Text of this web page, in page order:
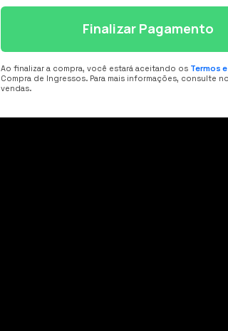
Finalizar Pagamento
Ao finalizar a compra, você estará aceitando os Termos
Compra de Ingressos. Para mais informações, consulte
vendas.